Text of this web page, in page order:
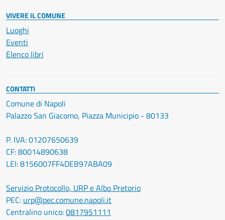
VIVERE IL COMUNE
Luoghi
Eventi
Elenco libri
CONTATTI
Comune di Napoli
Palazzo San Giacomo, Piazza Municipio - 80133
P. IVA: 01207650639
CF: 80014890638
LEI: 8156007FF4DEB97ABA09
Servizio Protocollo, URP e Albo Pretorio
PEC: urp@pec.comune.napoli.it
Centralino unico:0817951111